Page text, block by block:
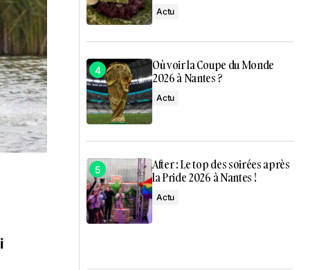
Actu
Où voir la Coupe du Monde
2026 à Nantes ?
Actu
After : Le top des soirées après
la Pride 2026 à Nantes !
Actu